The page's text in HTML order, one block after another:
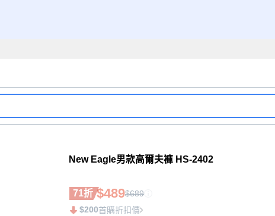
New Eagle男款高爾夫褲 HS-2402
71折 $489$689
$200首購折扣價